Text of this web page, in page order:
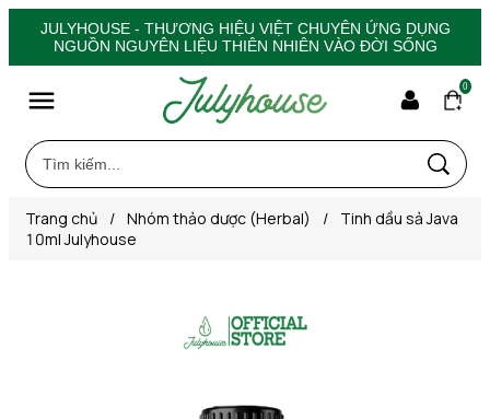
JULYHOUSE - THƯƠNG HIỆU VIỆT CHUYÊN ỨNG DỤNG
NGUỒN NGUYÊN LIỆU THIÊN NHIÊN VÀO ĐỜI SỐNG
0
Trang chủ / Nhóm thảo dược (Herbal) /
Tinh dầu sả Java
10ml Julyhouse